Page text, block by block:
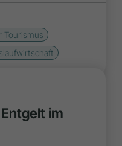
Tourismus
im